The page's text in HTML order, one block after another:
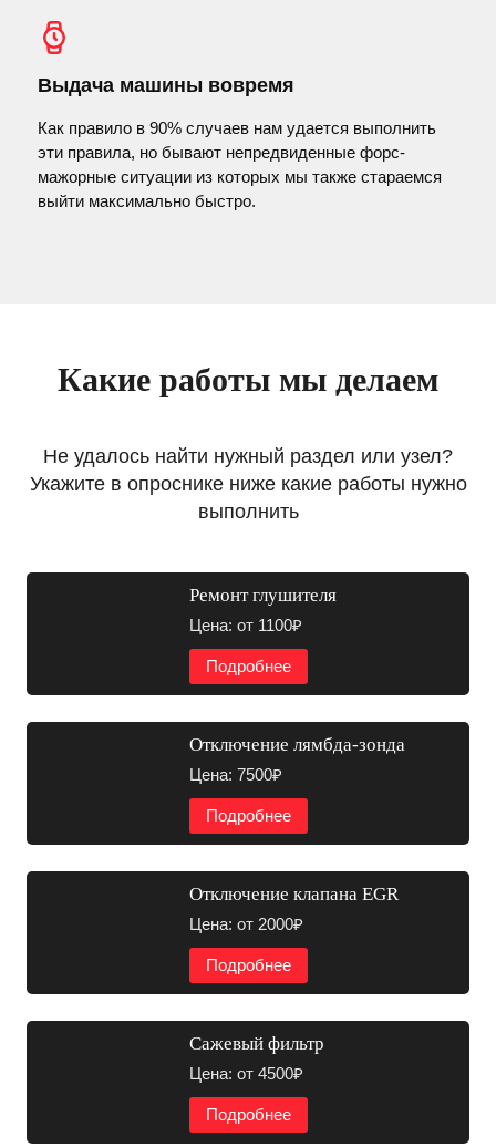
Выдача машины вовремя
Как правило в 90% случаев нам удается выполнить
эти правила, но бывают непредвиденные форс-
мажорные ситуации из которых мы также стараемся
выйти максимально быстро.
Какие работы мы делаем
Не удалось найти нужный раздел или узел?
Укажите в опроснике ниже какие работы нужно
выполнить
Ремонт глушителя
Цена: от 1100₽
Подробнее
Отключение лямбда-зонда
Цена: 7500₽
Подробнее
Отключение клапана EGR
Цена: от 2000₽
Подробнее
Сажевый фильтр
Цена: от 4500₽
Подробнее